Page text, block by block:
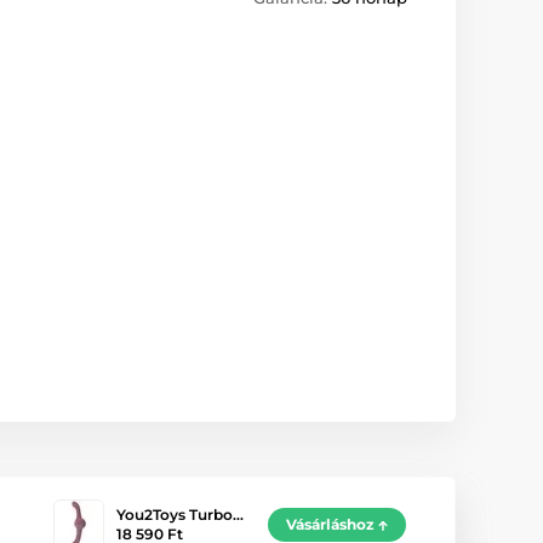
You2Toys Turbo…
18 590 Ft
Vásárláshoz